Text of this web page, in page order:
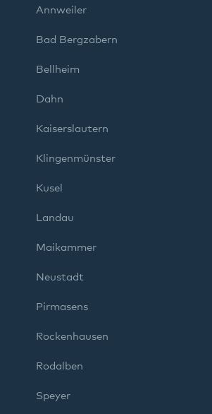
Annweiler
Bad Bergzabern
Bellheim
Dahn
Kaiserslautern
Klingenmünster
Kusel
Landau
Maikammer
Neustadt
Pirmasens
Rockenhausen
Rodalben
Speyer